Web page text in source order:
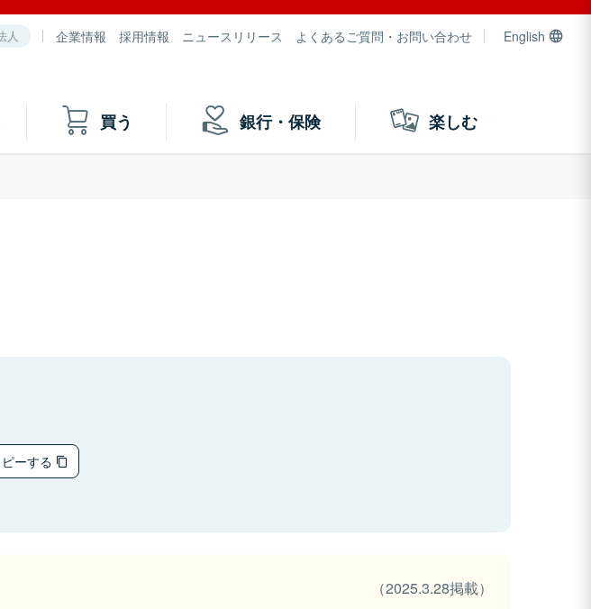
人 企業情報 採用情報 ニュースリリース よくあるご質問・お問い合わせ English
買う 銀行・保険 楽しむ
ーする
（2025.3.28掲載）